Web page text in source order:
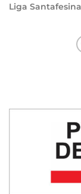
Liga